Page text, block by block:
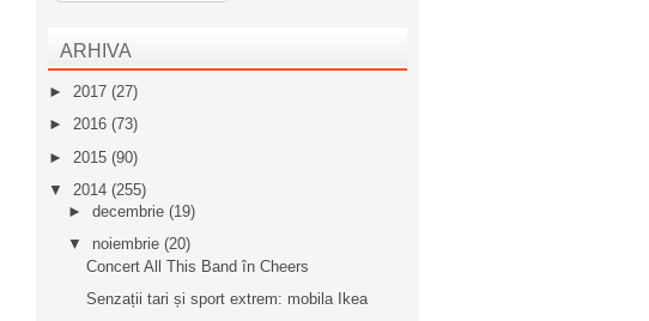
ARHIVA
► 2017 (27)
► 2016 (73)
► 2015 (90)
▼ 2014 (255)
► decembrie (19)
▼ noiembrie (20)
Concert All This Band în Cheers
Senzații tari și sport extrem: mobila Ikea